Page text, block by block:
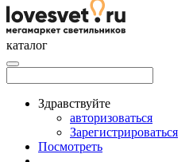
каталог
Здравствуйте
авторизоваться
Зарегистрироваться
Посмотреть